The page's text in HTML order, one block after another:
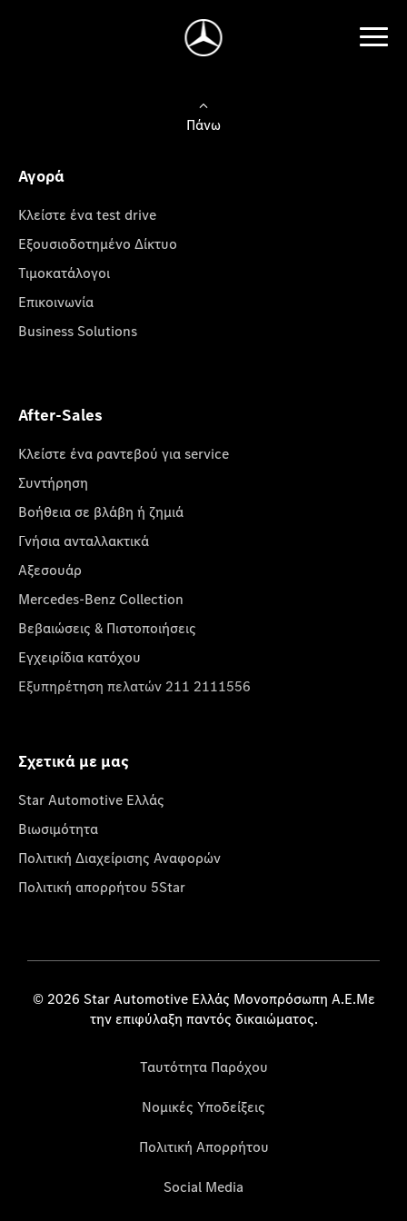
Πάνω
Αγορά
Κλείστε ένα test drive
Εξουσιοδοτημένο Δίκτυο
Τιμοκατάλογοι
Επικοινωνία
Business Solutions
After-Sales
Κλείστε ένα ραντεβού για service
Συντήρηση
Βοήθεια σε βλάβη ή ζημιά
Γνήσια ανταλλακτικά
Αξεσουάρ
Mercedes-Benz Collection
Βεβαιώσεις & Πιστοποιήσεις
Εγχειρίδια κατόχου
Εξυπηρέτηση πελατών 211 2111556
Σχετικά με μας
Star Automotive Ελλάς
Βιωσιμότητα
Πολιτική Διαχείρισης Αναφορών
Πολιτική απορρήτου 5Star
© 2026 Star Automotive Ελλάς Μονοπρόσωπη Α.Ε.Με
την επιφύλαξη παντός δικαιώματος.
Ταυτότητα Παρόχου
Νομικές Υποδείξεις
Πολιτική Απορρήτου
Social Media